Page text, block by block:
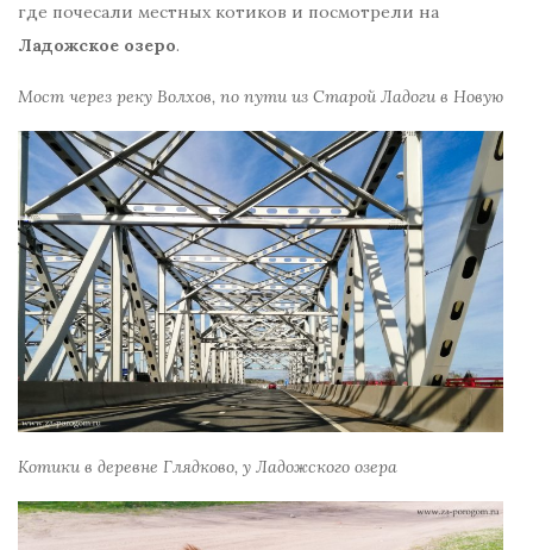
где почесали местных котиков и посмотрели на
Ладожское озеро.
Мост через реку Волхов, по пути из Старой Ладоги в Новую
Котики в деревне Глядково, у Ладожского озера